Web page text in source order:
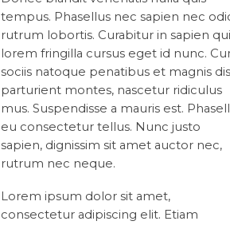
tempus. Phasellus nec sapien nec
rutrum lobortis. Curabitur in sapien
lorem fringilla cursus eget id nunc.
sociis natoque penatibus et magnis dis
parturient montes, nascetur ridiculus
mus. Suspendisse a mauris est.
eu consectetur tellus. Nunc justo
sapien, dignissim sit amet auctor nec,
rutrum nec neque.
Lorem ipsum dolor sit amet,
consectetur adipiscing elit. Etiam